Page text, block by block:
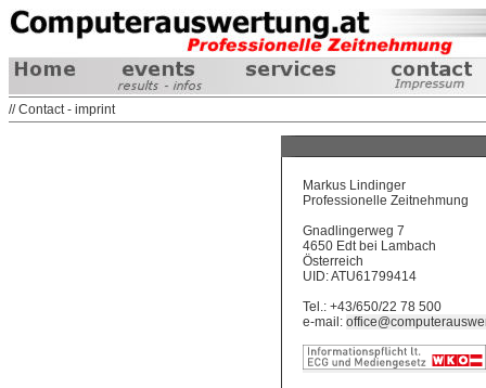
// Contact - imprint
Markus Lindinger
Professionelle Zeitnehmung
Gnadlingerweg 7
4650 Edt bei Lambach
Österreich
UID: ATU61799414
Tel.: +43/650/22 78 500
e-mail: